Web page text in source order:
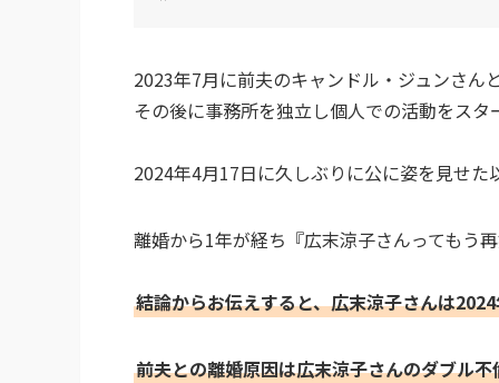
2023年7月に前夫のキャンドル・ジュンさん
その後に事務所を独立し個人での活動をスタ
2024年4月17日に久しぶりに公に姿を見せ
離婚から1年が経ち『広末涼子さんってもう
結論からお伝えすると、広末涼子さんは
前夫との離婚原因は広末涼子さんのダブル不